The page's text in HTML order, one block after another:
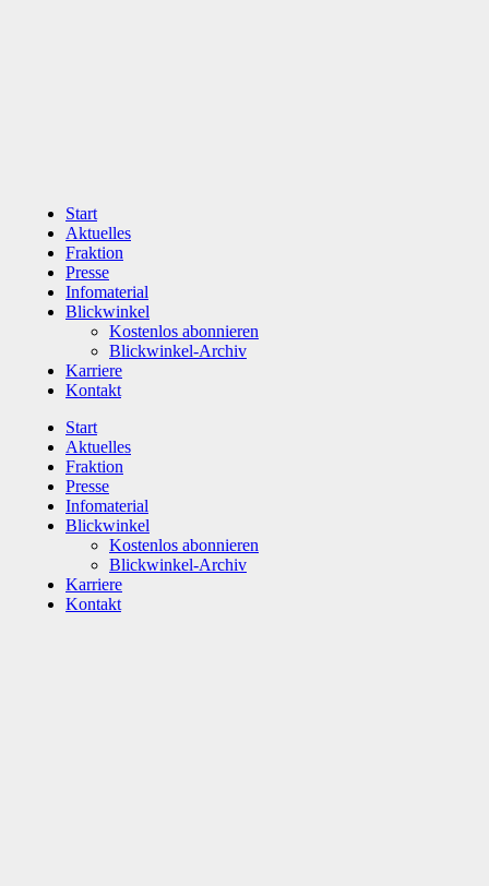
Start
Aktuelles
Fraktion
Presse
Infomaterial
Blickwinkel
Kostenlos abonnieren
Blickwinkel-Archiv
Karriere
Kontakt
Start
Aktuelles
Fraktion
Presse
Infomaterial
Blickwinkel
Kostenlos abonnieren
Blickwinkel-Archiv
Karriere
Kontakt